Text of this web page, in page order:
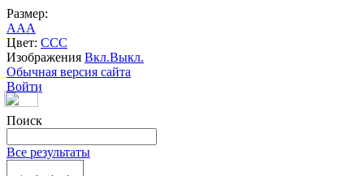
Размер:
AAA
Цвет: CCC
Изображения Вкл.Выкл.
Обычная версия сайта
Войти
Поиск
Все результаты